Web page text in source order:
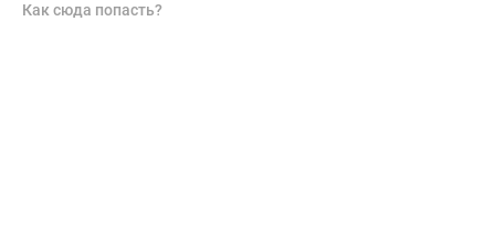
Как сюда попасть?